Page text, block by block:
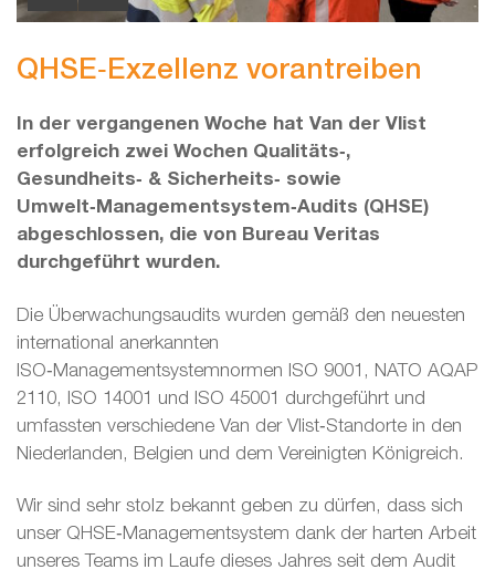
QHSE‑Exzellenz vorantreiben
In der vergangenen Woche hat Van der Vlist
erfolgreich zwei Wochen Qualitäts‑,
Gesundheits‑ & Sicherheits‑ sowie
Umwelt‑Managementsystem‑Audits (QHSE)
abgeschlossen, die von Bureau Veritas
durchgeführt wurden.
Die Überwachungsaudits wurden gemäß den neuesten
international anerkannten
ISO‑Managementsystemnormen ISO 9001, NATO AQAP
2110, ISO 14001 und ISO 45001 durchgeführt und
umfassten verschiedene Van der Vlist‑Standorte in den
Niederlanden, Belgien und dem Vereinigten Königreich.
Wir sind sehr stolz bekannt geben zu dürfen, dass sich
unser QHSE‑Managementsystem dank der harten Arbeit
unseres Teams im Laufe dieses Jahres seit dem Audit